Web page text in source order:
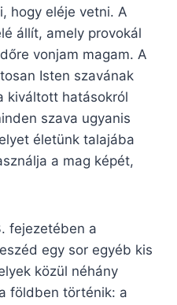
hogy eléje vetni. A
állít, amely provokál
vonjam magam. A
Isten szavának
kiváltott hatásokról
szava ugyanis
életünk talajába
a mag képét,
fejezetében a
egy sor egyéb kis
közül néhány
földben történik: a